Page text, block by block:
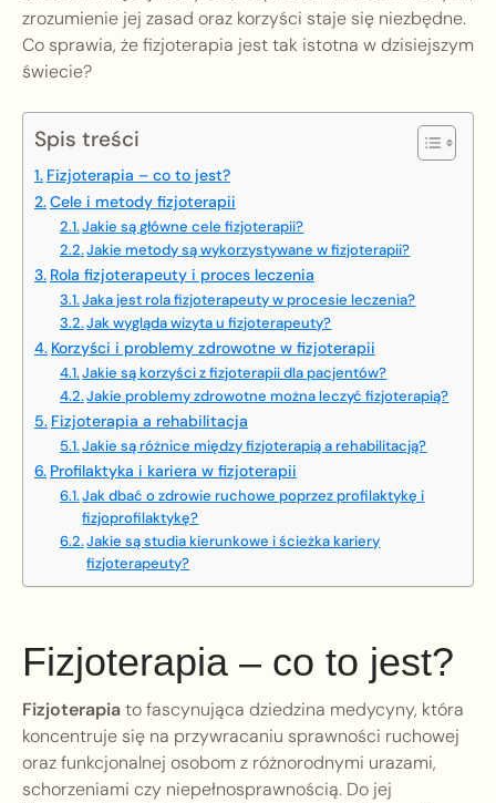
zrozumienie jej zasad oraz korzyści staje się niezbędne.
Co sprawia, że fizjoterapia jest tak istotna w dzisiejszym
świecie?
Spis treści
Fizjoterapia – co to jest?
Cele i metody fizjoterapii
Jakie są główne cele fizjoterapii?
Jakie metody są wykorzystywane w fizjoterapii?
Rola fizjoterapeuty i proces leczenia
Jaka jest rola fizjoterapeuty w procesie leczenia?
Jak wygląda wizyta u fizjoterapeuty?
Korzyści i problemy zdrowotne w fizjoterapii
Jakie są korzyści z fizjoterapii dla pacjentów?
Jakie problemy zdrowotne można leczyć fizjoterapią?
Fizjoterapia a rehabilitacja
Jakie są różnice między fizjoterapią a rehabilitacją?
Profilaktyka i kariera w fizjoterapii
Jak dbać o zdrowie ruchowe poprzez profilaktykę i
fizjoprofilaktykę?
Jakie są studia kierunkowe i ścieżka kariery
fizjoterapeuty?
Fizjoterapia – co to jest?
Fizjoterapiato fascynująca dziedzina medycyny, która
koncentruje się na przywracaniu sprawności ruchowej
oraz funkcjonalnej osobom z różnorodnymi urazami,
schorzeniami czy niepełnosprawnością. Do jej